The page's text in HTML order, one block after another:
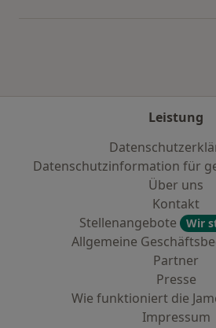
Leistung
Datenschutzinformation für
Über uns
Kontakt
Stellenangebote
Wir
Allgemeine
Partner
Presse
Wie funktioniert die
Impressum